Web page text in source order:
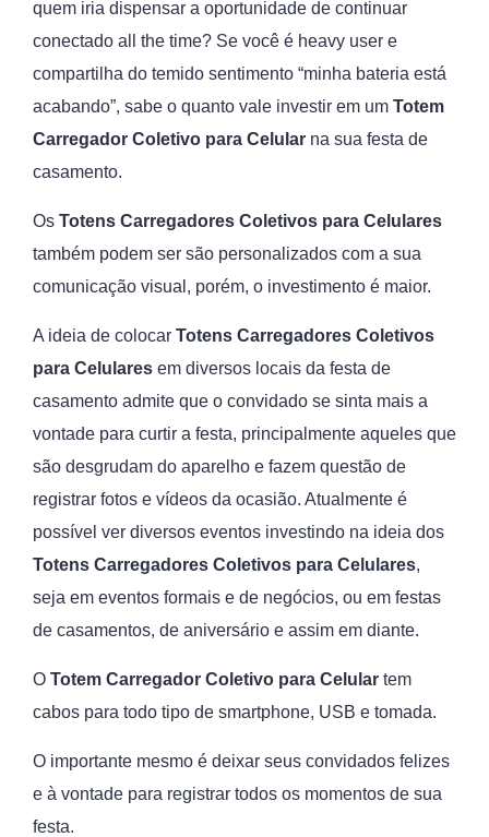
quem iria dispensar a oportunidade de continuar
conectado all the time? Se você é heavy user e
compartilha do temido sentimento “minha bateria está
acabando”, sabe o quanto vale investir em um Totem
Carregador Coletivo para Celular na sua festa de
casamento.
Os Totens Carregadores Coletivos para Celulares
também podem ser são personalizados com a sua
comunicação visual, porém, o investimento é maior.
A ideia de colocar Totens Carregadores Coletivos
para Celulares em diversos locais da festa de
casamento admite que o convidado se sinta mais a
vontade para curtir a festa, principalmente aqueles que
são desgrudam do aparelho e fazem questão de
registrar fotos e vídeos da ocasião. Atualmente é
possível ver diversos eventos investindo na ideia dos
Totens Carregadores Coletivos para Celulares,
seja em eventos formais e de negócios, ou em festas
de casamentos, de aniversário e assim em diante.
O Totem Carregador Coletivo para Celular tem
cabos para todo tipo de smartphone, USB e tomada.
O importante mesmo é deixar seus convidados felizes
e à vontade para registrar todos os momentos de sua
festa.